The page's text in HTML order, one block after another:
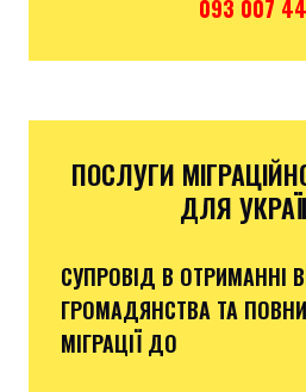
093 007
ПОСЛУГИ
ДЛЯ
СУПРОВІД В ОТРИМАННІ
ГРОМАДЯНСТВА ТА
МІГРАЦІЇ ДО